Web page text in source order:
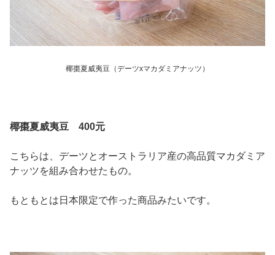
椰棗夏威夷豆（デーツxマカダミアナッツ）
椰棗夏威夷豆 400元
こちらは、デーツとオーストラリア産の高品質マカダミア
ナッツを組み合わせたもの。
もともとは日本限定で作った商品みたいです。